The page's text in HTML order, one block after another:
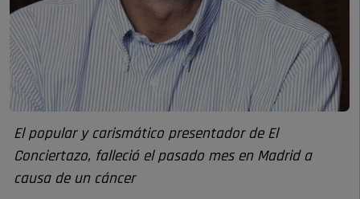
El popular y carismático presentador de El
Conciertazo, falleció el pasado mes en Madrid a
causa de un cáncer